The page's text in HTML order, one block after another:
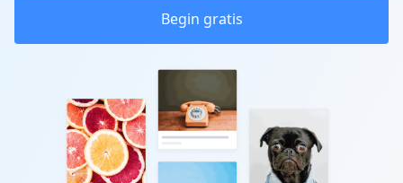
Begin gratis